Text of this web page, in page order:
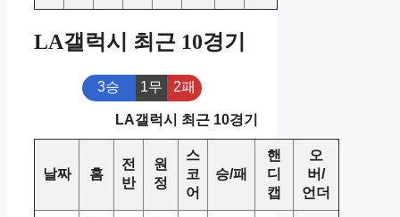
LA갤럭시 최근 10경기
3승 1무 2패
LA갤럭시 최근 10경기
날짜 홈
전
반
원
정
스
코
어
승/패
핸
디
캡
오
버/
언더